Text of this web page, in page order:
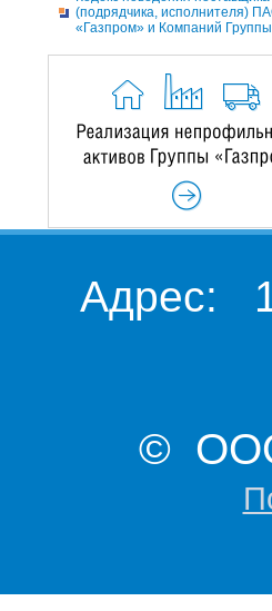
(подрядчика, исполнителя)
«Газпром» и Компаний
Адрес:
© ООО